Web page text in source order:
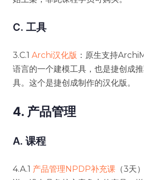
C. 工具
3.C.1 Archi汉化版 ：原生支持
语言的一个建模工具，也是捷创成
具。这个是捷创成制作的汉化版。
4. 产品管理
A. 课程
4.A.1 产品管理NPDP补充课 （3天